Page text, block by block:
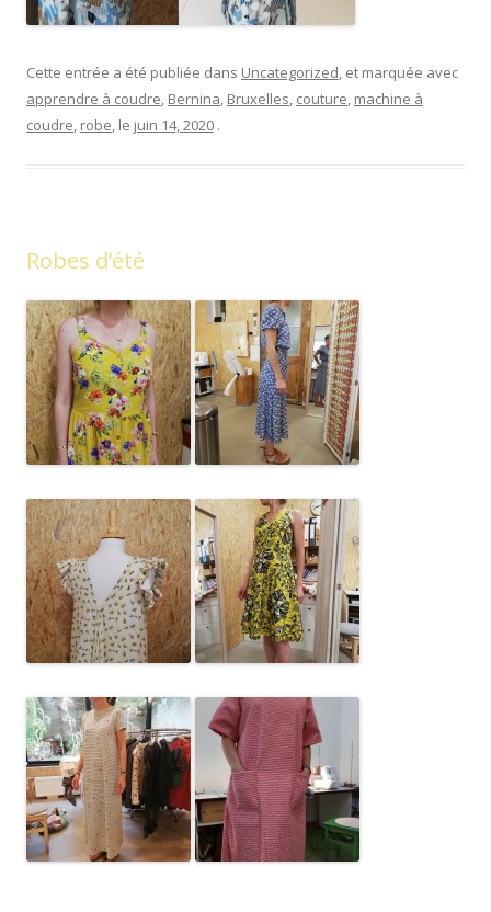
Cette entrée a été publiée dans Uncategorized , et marquée avec
apprendre à coudre Bernina Bruxelles couture machine à
coudre robe , le juin 14, 2020 .
Robes d’été